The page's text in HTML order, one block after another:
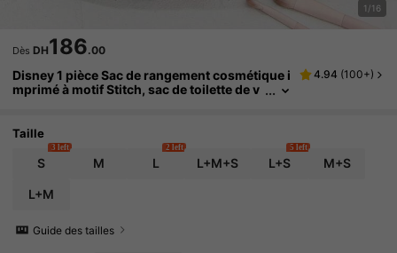
1/16
Dès DH186.00
Disney 1 pièce Sac de rangement cosmétique i
mprimé à motif Stitch, sac de toilette de v
de rangement cosmétique matelassé pour la
maison. Ensemble de sacs cosmétiques multi
fonctionnels avec fermeture éclair pour rouge
gement de cosmétiques
4.94 (100+)
Taille
S
3 left
M L
2 left
L+M+S L+S
5 left
M+S
L+M
Guide des tailles